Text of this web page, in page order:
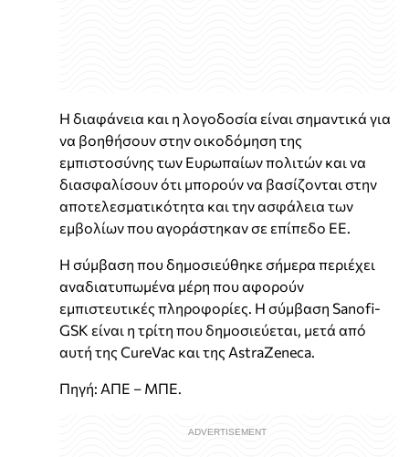
Η διαφάνεια και η λογοδοσία είναι σημαντικά για
να βοηθήσουν στην οικοδόμηση της
εμπιστοσύνης των Eυρωπαίων πολιτών και να
διασφαλίσουν ότι μπορούν να βασίζονται στην
αποτελεσματικότητα και την ασφάλεια των
εμβολίων που αγοράστηκαν σε επίπεδο ΕΕ.
Η σύμβαση που δημοσιεύθηκε σήμερα περιέχει
αναδιατυπωμένα μέρη που αφορούν
εμπιστευτικές πληροφορίες. Η σύμβαση Sanofi-
GSK είναι η τρίτη που δημοσιεύεται, μετά από
αυτή της CureVac και της AstraZeneca.
Πηγή: ΑΠΕ – ΜΠΕ.